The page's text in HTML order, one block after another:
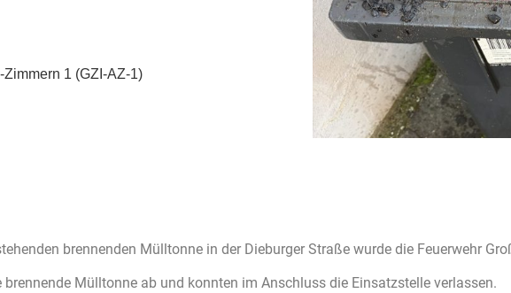
Zimmern 1 (GZI-AZ-1)
brennenden Mülltonne in der Dieburger Straße wurde die Feuerwehr
Mülltonne ab und konnten im Anschluss die Einsatzstelle verlassen.